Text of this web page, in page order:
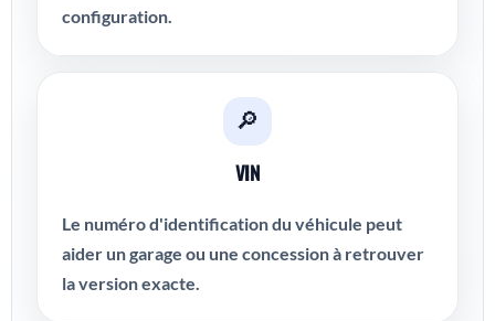
configuration.
🔎
VIN
Le numéro d'identification du véhicule peut
aider un garage ou une concession à retrouver
la version exacte.